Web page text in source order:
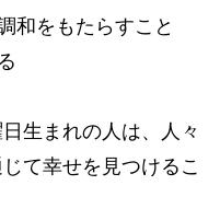
和をもたらすこと
生まれの人は、人々
て幸せを見つけるこ